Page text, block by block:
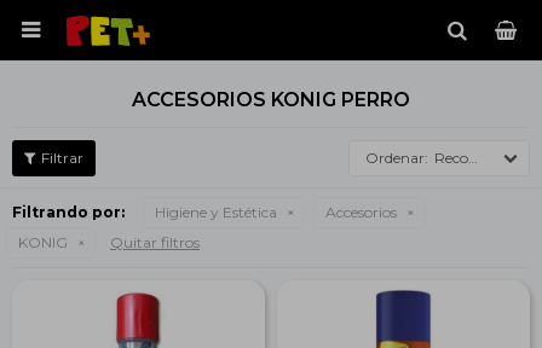

ACCESORIOS KONIG PERRO
Recomendados
Filtrando por: Higiene y Estética
Accesorios
KONIG
Quitar filtros